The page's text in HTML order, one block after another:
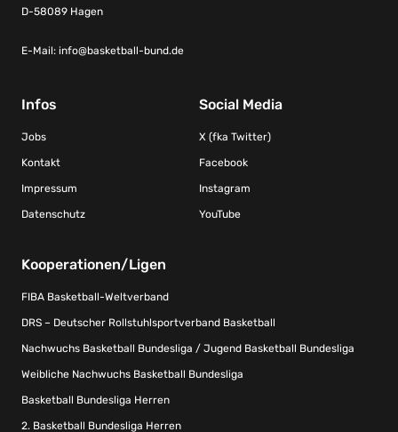
D-58089 Hagen
E-Mail: info@basketball-bund.de
Infos
Jobs
Kontakt
Impressum
Datenschutz
Social Media
X (fka Twitter)
Facebook
Instagram
YouTube
Kooperationen/Ligen
FIBA Basketball-Weltverband
DRS – Deutscher Rollstuhlsportverband Basketball
Nachwuchs Basketball Bundesliga / Jugend Basketball Bundesliga
Weibliche Nachwuchs Basketball Bundesliga
Basketball Bundesliga Herren
2. Basketball Bundesliga Herren